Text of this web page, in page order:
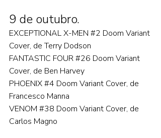
9 de outubro.
EXCEPTIONAL X-MEN #2 Doom Variant
Cover, de Terry Dodson
FANTASTIC FOUR #26 Doom Variant
Cover, de Ben Harvey
PHOENIX #4 Doom Variant Cover, de
Francesco Manna
VENOM #38 Doom Variant Cover, de
Carlos Magno